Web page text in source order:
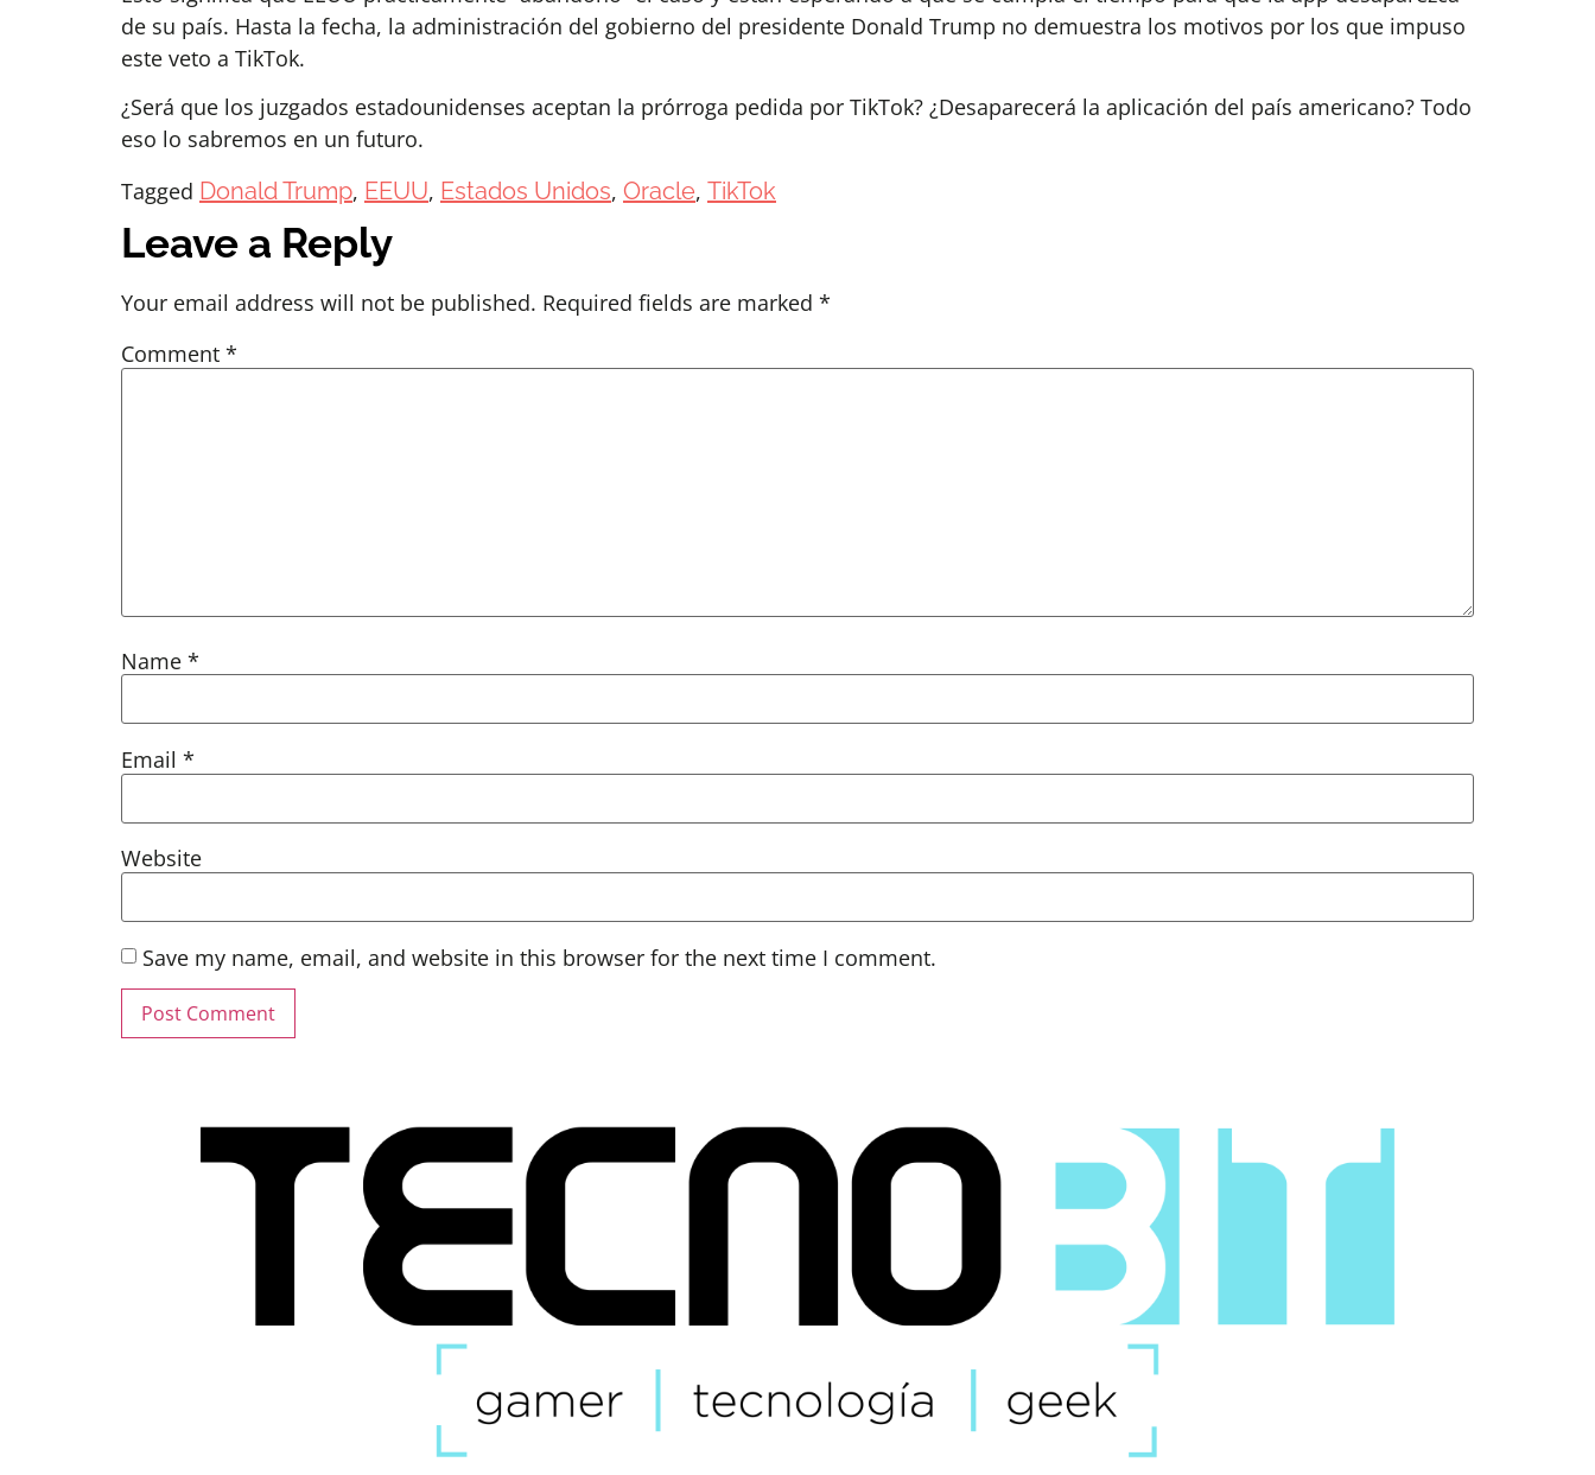
de su país. Hasta la fecha, la administración del gobierno del presidente Donald Trump no demuestra los motivos por los que impuso
este veto a TikTok.
¿Será que los juzgados estadounidenses aceptan la prórroga pedida por TikTok? ¿Desaparecerá la aplicación del país americano? Todo
eso lo sabremos en un futuro.
Tagged Donald Trump, EEUU, Estados Unidos, Oracle, TikTok
Leave a Reply
Your email address will not be published. Required fields are marked *
Comment *
Name *
Email *
Website
Save my name, email, and website in this browser for the next time I comment.